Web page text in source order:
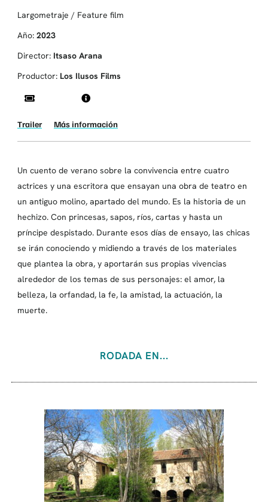
Largometraje / Feature film
Año: 2023
Director: Itsaso Arana
Productor: Los Ilusos Films
Trailer Más información
Un cuento de verano sobre la convivencia entre cuatro
actrices y una escritora que ensayan una obra de teatro en
un antiguo molino, apartado del mundo. Es la historia de un
hechizo. Con princesas, sapos, ríos, cartas y hasta un
príncipe despistado. Durante esos días de ensayo, las chicas
se irán conociendo y midiendo a través de los materiales
que plantea la obra, y aportarán sus propias vivencias
alrededor de los temas de sus personajes: el amor, la
belleza, la orfandad, la fe, la amistad, la actuación, la
muerte.
RODADA EN...